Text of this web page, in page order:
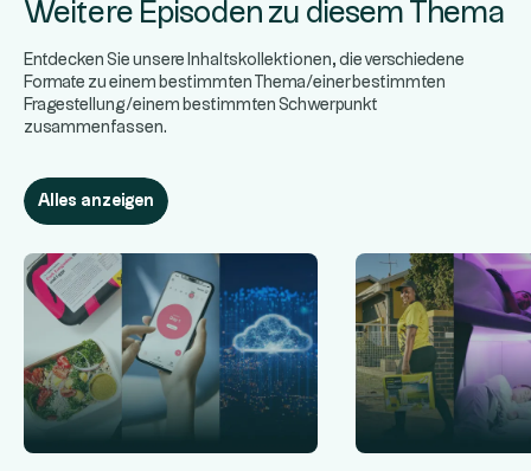
Weitere Episoden zu diesem Thema
Entdecken Sie unsere Inhaltskollektionen, die verschiedene
Formate zu einem bestimmten Thema/einer bestimmten
Fragestellung/einem bestimmten Schwerpunkt
zusammenfassen.
Alles anzeigen